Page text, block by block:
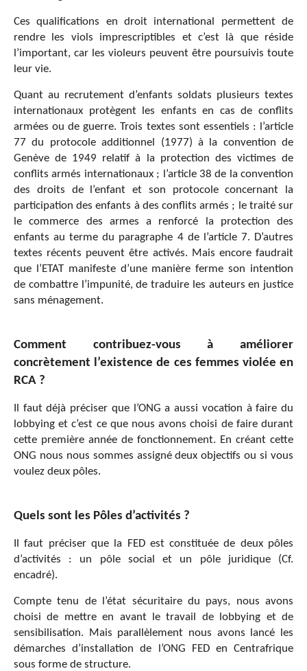
Ces qualifications en droit international permettent de
rendre les viols imprescriptibles et c’est là que réside
l’important, car les violeurs peuvent être poursuivis toute
leur vie.
Quant au recrutement d’enfants soldats plusieurs textes
internationaux protègent les enfants en cas de conflits
armées ou de guerre. Trois textes sont essentiels : l’article
77 du protocole additionnel (1977) à la convention de
Genève de 1949 relatif à la protection des victimes de
conflits armés internationaux ; l’article 38 de la convention
des droits de l’enfant et son protocole concernant la
participation des enfants à des conflits armés ; le traité sur
le commerce des armes a renforcé la protection des
enfants au terme du paragraphe 4 de l’article 7. D’autres
textes récents peuvent être activés. Mais encore faudrait
que l’ETAT manifeste d’une manière ferme son intention
de combattre l’impunité, de traduire les auteurs en justice
sans ménagement.
Comment contribuez-vous à améliorer
concrètement l’existence de ces femmes violée en
RCA ?
Il faut déjà préciser que l’ONG a aussi vocation à faire du
lobbying et c’est ce que nous avons choisi de faire durant
cette première année de fonctionnement. En créant cette
ONG nous nous sommes assigné deux objectifs ou si vous
voulez deux pôles.
Quels sont les Pôles d’activités ?
Il faut préciser que la FED est constituée de deux pôles
d’activités : un pôle social et un pôle juridique (Cf.
encadré).
Compte tenu de l’état sécuritaire du pays, nous avons
choisi de mettre en avant le travail de lobbying et de
sensibilisation. Mais parallèlement nous avons lancé les
démarches d’installation de l’ONG FED en Centrafrique
sous forme de structure.